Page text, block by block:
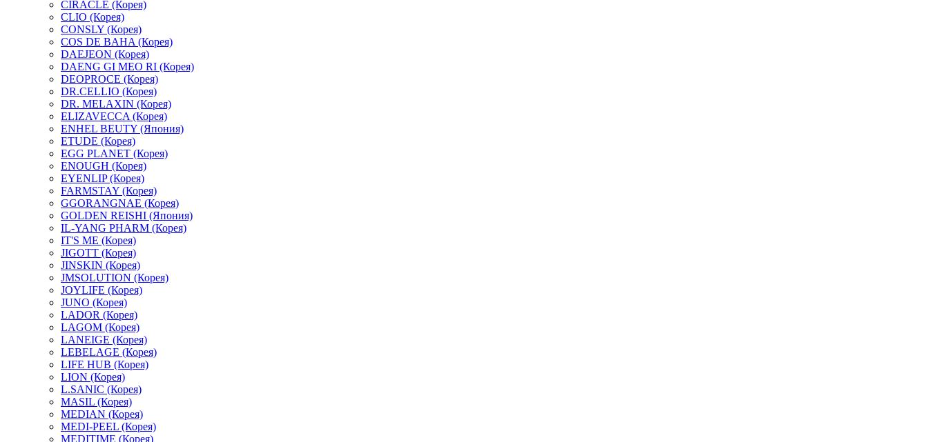
CIRACLE (Корея)
CLIO (Корея)
CONSLY (Корея)
COS DE BAHA (Корея)
DAEJEON (Корея)
DAENG GI MEO RI (Корея)
DEOPROCE (Корея)
DR.CELLIO (Корея)
DR. MELAXIN (Корея)
ELIZAVECCA (Корея)
ENHEL BEUTY (Япония)
ETUDE (Корея)
EGG PLANET (Корея)
ENOUGH (Корея)
EYENLIP (Корея)
FARMSTAY (Корея)
GGORANGNAE (Корея)
GOLDEN REISHI (Япония)
IL-YANG PHARM (Корея)
IT'S ME (Корея)
JIGOTT (Корея)
JINSKIN (Корея)
JMSOLUTION (Корея)
JOYLIFE (Корея)
JUNO (Корея)
LADOR (Корея)
LAGOM (Корея)
LANEIGE (Корея)
LEBELAGE (Корея)
LIFE HUB (Корея)
LION (Корея)
L.SANIC (Корея)
MASIL (Корея)
MEDIAN (Корея)
MEDI-PEEL (Корея)
MEDITIME (Корея)